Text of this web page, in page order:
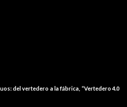
del vertedero a la fábrica, “Vertedero 4.0